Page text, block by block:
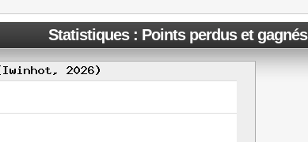
Statistiques : Points perdus et gagnés